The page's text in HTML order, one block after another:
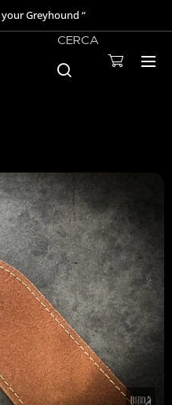
Greyhound “
CERCA